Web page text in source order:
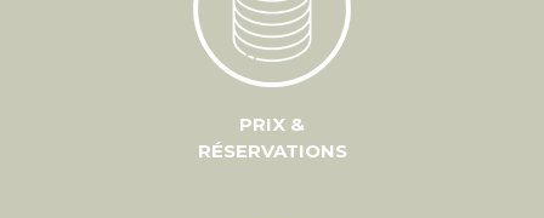
PRIX &
RÉSERVATIONS